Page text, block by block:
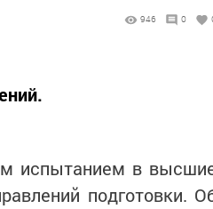
946 0
испытанием в
подготовки.